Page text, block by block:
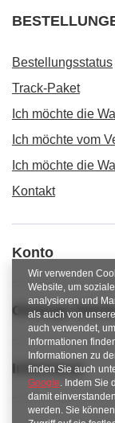
Bestellungsstatus
Track-Paket
Ich möchte die
Ich möchte vom
Ich möchte die
Kontakt
Konto
Obsługa
Informacje
Wir verwenden
Website, um
analysieren und
als auch von
auch verwendet,
Informationen
Informationen zu
finden Sie auch
Google. Indem Sie
damit
werden. Sie